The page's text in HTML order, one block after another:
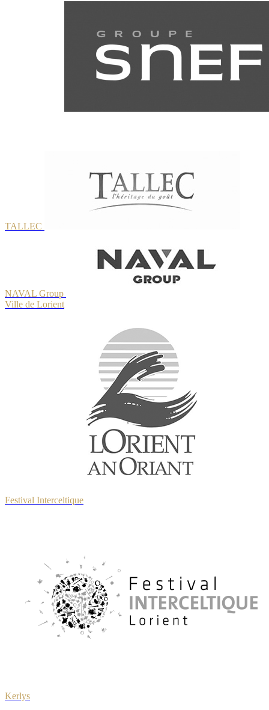
TALLEC
NAVAL Group
Ville de Lorient
Festival Interceltique
Kerlys